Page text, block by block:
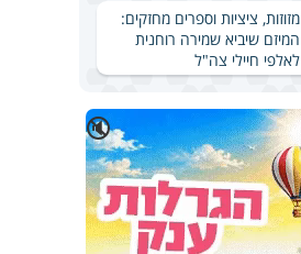
מזוזות, ציציות וספרים מחזקים:
המיזם שיביא שמירה רוחנית
לאלפי חיילי צה"ל
🔇